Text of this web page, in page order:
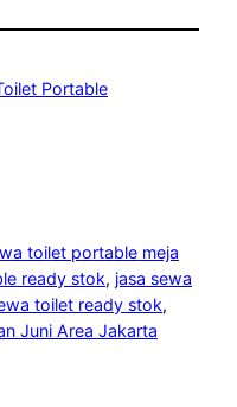
Portable
toilet portable meja
ready stok, jasa sewa
toilet ready stok
Juni Area Jakarta